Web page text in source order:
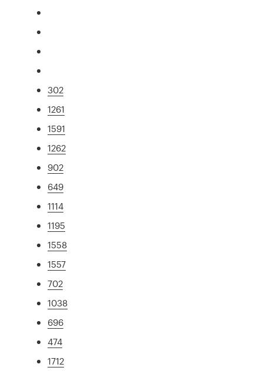
302
1261
1591
1262
902
649
1114
1195
1558
1557
702
1038
696
474
1712